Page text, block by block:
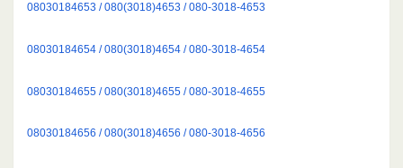
08030184653 / 080(3018)4653 / 080-3018-4653
08030184654 / 080(3018)4654 / 080-3018-4654
08030184655 / 080(3018)4655 / 080-3018-4655
08030184656 / 080(3018)4656 / 080-3018-4656